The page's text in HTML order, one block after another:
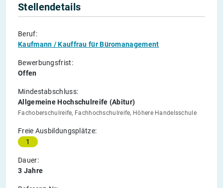
Stellendetails
Beruf:
Kaufmann / Kauffrau für Büromanagement
Bewerbungsfrist:
Offen
Mindestabschluss:
Allgemeine Hochschulreife (Abitur)
Fachoberschulreife, Fachhochschulreife, Höhere Handelsschule
Freie Ausbildungsplätze:
1
Dauer:
3 Jahre